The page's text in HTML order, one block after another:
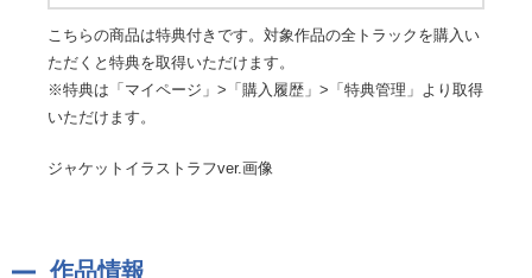
こちらの商品は特典付きです。対象作品の全トラックを購入い
ただくと特典を取得いただけます。
※特典は「マイページ」>「購入履歴」>「特典管理」より取得
いただけます。
ジャケットイラストラフver.画像
作品情報